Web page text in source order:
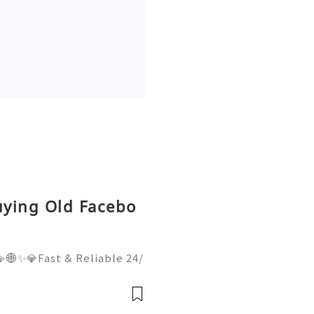
Old Facebo
& Reliable 24/
💫💎💲💫🌐✨💎Dis